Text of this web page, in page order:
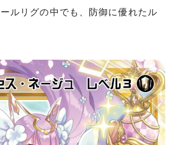
ルリグの中でも、防御に優れたル